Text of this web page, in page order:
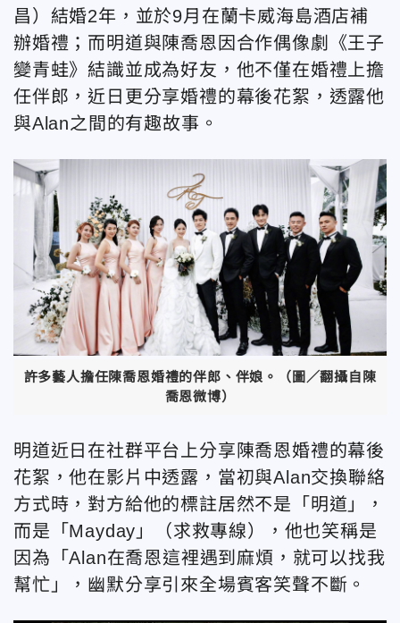
昌）結婚2年，並於9月在蘭卡威海島酒店補
辦婚禮；而明道與陳喬恩因合作偶像劇《王子
變青蛙》結識並成為好友，他不僅在婚禮上擔
任伴郎，近日更分享婚禮的幕後花絮，透露他
與Alan之間的有趣故事。
許多藝人擔任陳喬恩婚禮的伴郎、伴娘。（圖／翻攝自陳
喬恩微博）
明道近日在社群平台上分享陳喬恩婚禮的幕後
花絮，他在影片中透露，當初與Alan交換聯絡
方式時，對方給他的標註居然不是「明道」，
而是「Mayday」（求救專線），他也笑稱是
因為「Alan在喬恩這裡遇到麻煩，就可以找我
幫忙」，幽默分享引來全場賓客笑聲不斷。